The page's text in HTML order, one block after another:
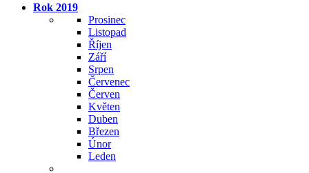
Rok 2019
Prosinec
Listopad
Říjen
Září
Srpen
Červenec
Červen
Květen
Duben
Březen
Únor
Leden